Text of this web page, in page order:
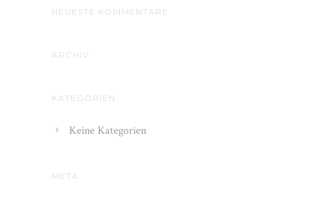
NEUESTE KOMMENTARE
ARCHIV
KATEGORIEN
Keine Kategorien
META